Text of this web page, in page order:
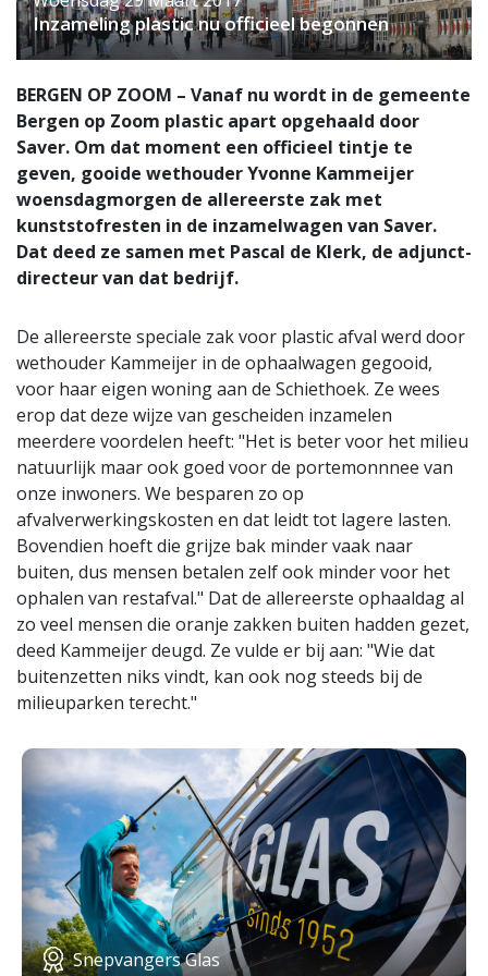
Inzameling plastic nu officieel begonnen
BERGEN OP ZOOM – Vanaf nu wordt in de gemeente
Bergen op Zoom plastic apart opgehaald door
Saver. Om dat moment een officieel tintje te
geven, gooide wethouder Yvonne Kammeijer
woensdagmorgen de allereerste zak met
kunststofresten in de inzamelwagen van Saver.
Dat deed ze samen met Pascal de Klerk, de adjunct-
directeur van dat bedrijf.
De allereerste speciale zak voor plastic afval werd door
wethouder Kammeijer in de ophaalwagen gegooid,
voor haar eigen woning aan de Schiethoek. Ze wees
erop dat deze wijze van gescheiden inzamelen
meerdere voordelen heeft: "Het is beter voor het milieu
natuurlijk maar ook goed voor de portemonnnee van
onze inwoners. We besparen zo op
afvalverwerkingskosten en dat leidt tot lagere lasten.
Bovendien hoeft die grijze bak minder vaak naar
buiten, dus mensen betalen zelf ook minder voor het
ophalen van restafval." Dat de allereerste ophaaldag al
zo veel mensen die oranje zakken buiten hadden gezet,
deed Kammeijer deugd. Ze vulde er bij aan: "Wie dat
buitenzetten niks vindt, kan ook nog steeds bij de
milieuparken terecht."
Snepvangers Glas